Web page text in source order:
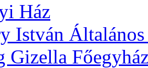
Ház
István
Gizella